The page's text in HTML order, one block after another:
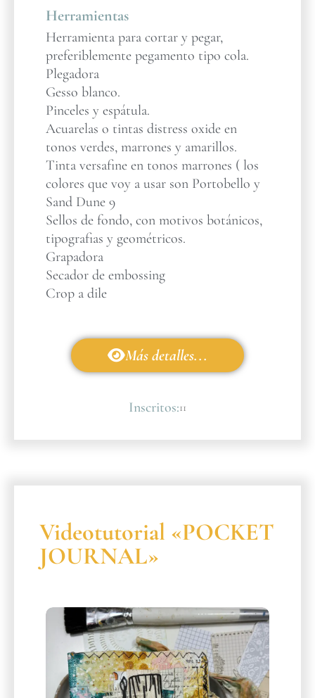
Herramientas
Herramienta para cortar y pegar,
preferiblemente pegamento tipo cola.
Plegadora
Gesso blanco.
Pinceles y espátula.
Acuarelas o tintas distress oxide en
tonos verdes, marrones y amarillos.
Tinta versafine en tonos marrones ( los
colores que voy a usar son Portobello y
Sand Dune 9
Sellos de fondo, con motivos botánicos,
tipografias y geométricos.
Grapadora
Secador de embossing
Crop a dile
Más detalles...
Inscritos:11
Videotutorial «POCKET
JOURNAL»